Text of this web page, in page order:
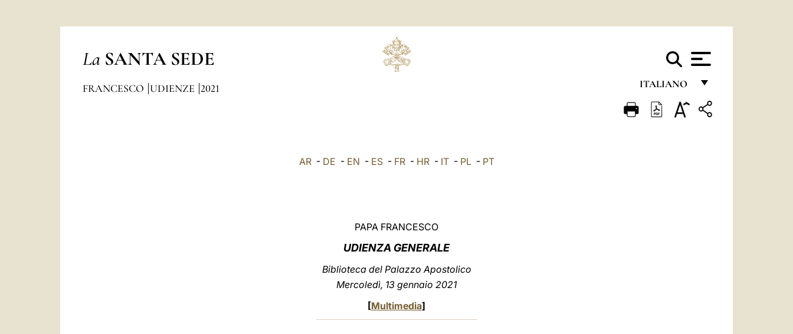
La SANTA SEDE
ITALIANO
FRANÇAIS
FRANCESCO UDIENZE 2021
AR- DE - EN - ES- FR- HR- IT- PL- PT
PAPA FRANCESCO
UDIENZA GENERALE
Biblioteca del Palazzo Apostolico
Mercoledì, 13 gennaio 2021
[Multimedia]